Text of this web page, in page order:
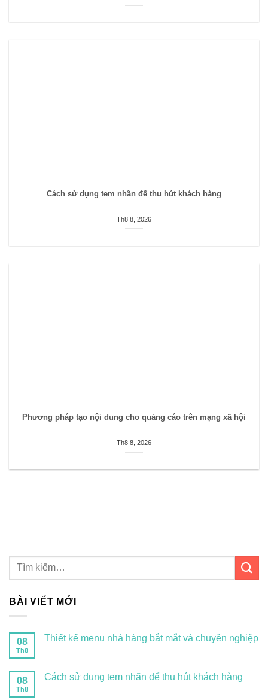
Cách sử dụng tem nhãn để thu hút khách hàng
Th8 8, 2026
Phương pháp tạo nội dung cho quảng cáo trên mạng xã hội
Th8 8, 2026
BÀI VIẾT MỚI
08
Th8
Thiết kế menu nhà hàng bắt mắt và chuyên nghiệp
08
Th8
Cách sử dụng tem nhãn để thu hút khách hàng